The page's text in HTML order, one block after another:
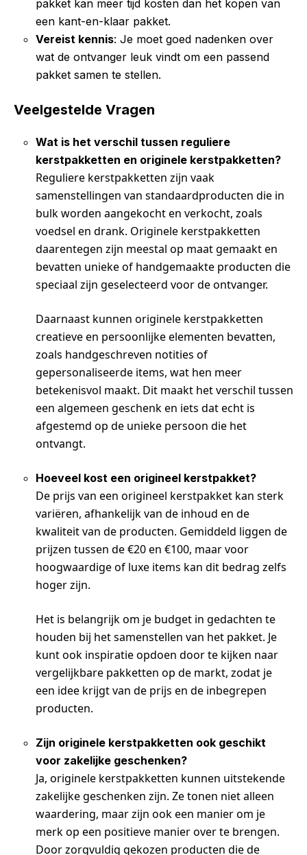
pakket kan meer tijd kosten dan het kopen van
een kant-en-klaar pakket.
Vereist kennis: Je moet goed nadenken over
wat de ontvanger leuk vindt om een passend
pakket samen te stellen.
Veelgestelde Vragen
Wat is het verschil tussen reguliere
kerstpakketten en originele kerstpakketten?
Reguliere kerstpakketten zijn vaak
samenstellingen van standaardproducten die in
bulk worden aangekocht en verkocht, zoals
voedsel en drank. Originele kerstpakketten
daarentegen zijn meestal op maat gemaakt en
bevatten unieke of handgemaakte producten die
speciaal zijn geselecteerd voor de ontvanger.
Daarnaast kunnen originele kerstpakketten
creatieve en persoonlijke elementen bevatten,
zoals handgeschreven notities of
gepersonaliseerde items, wat hen meer
betekenisvol maakt. Dit maakt het verschil tussen
een algemeen geschenk en iets dat echt is
afgestemd op de unieke persoon die het
ontvangt.
Hoeveel kost een origineel kerstpakket?
De prijs van een origineel kerstpakket kan sterk
variëren, afhankelijk van de inhoud en de
kwaliteit van de producten. Gemiddeld liggen de
prijzen tussen de €20 en €100, maar voor
hoogwaardige of luxe items kan dit bedrag zelfs
hoger zijn.
Het is belangrijk om je budget in gedachten te
houden bij het samenstellen van het pakket. Je
kunt ook inspiratie opdoen door te kijken naar
vergelijkbare pakketten op de markt, zodat je
een idee krijgt van de prijs en de inbegrepen
producten.
Zijn originele kerstpakketten ook geschikt
voor zakelijke geschenken?
Ja, originele kerstpakketten kunnen uitstekende
zakelijke geschenken zijn. Ze tonen niet alleen
waardering, maar zijn ook een manier om je
merk op een positieve manier over te brengen.
Door zorgvuldig gekozen producten die de